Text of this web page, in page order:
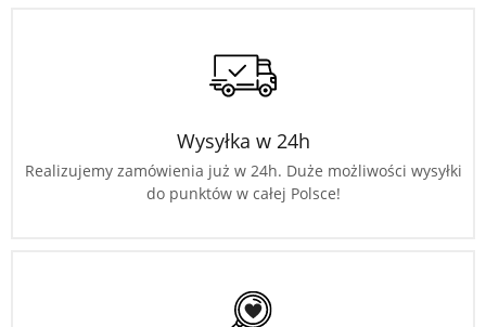
Wysyłka w 24h
Realizujemy zamówienia już w 24h. Duże możliwości wysyłki
do punktów w całej Polsce!